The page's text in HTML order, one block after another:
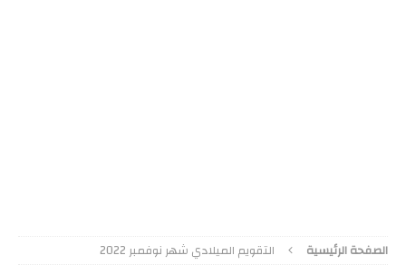
الصفحة الرئيسية التقويم الميلادي شهر نوفمبر 2022